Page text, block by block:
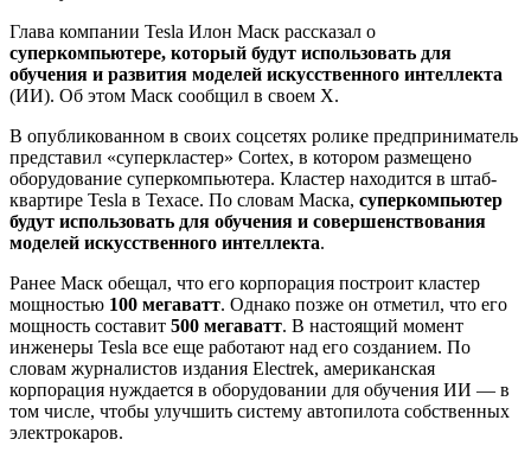
Глава компании Tesla Илон Маск рассказал о
суперкомпьютере, который будут использовать для
обучения и развития моделей искусственного интеллекта
(ИИ). Об этом Маск сообщил в своем X.
В опубликованном в своих соцсетях ролике предприниматель
представил «суперкластер» Cortex, в котором размещено
оборудование суперкомпьютера. Кластер находится в штаб-
квартире Tesla в Техасе. По словам Маска, суперкомпьютер
будут использовать для обучения и совершенствования
моделей искусственного интеллекта.
Ранее Маск обещал, что его корпорация построит кластер
мощностью 100 мегаватт. Однако позже он отметил, что его
мощность составит 500 мегаватт. В настоящий момент
инженеры Tesla все еще работают над его созданием. По
словам журналистов издания Electrek, американская
корпорация нуждается в оборудовании для обучения ИИ — в
том числе, чтобы улучшить систему автопилота собственных
электрокаров.